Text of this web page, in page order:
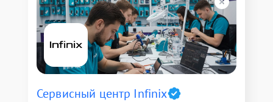
Сервисный центр Infinix